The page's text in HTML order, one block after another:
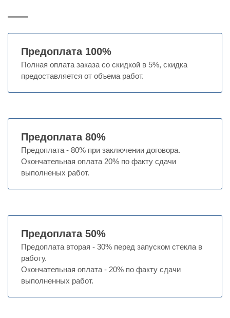
Предоплата 100%
Полная оплата заказа со скидкой в 5%, скидка
предоставляется от объема работ.
Предоплата 80%
Предоплата - 80% при заключении договора.
Окончательная оплата 20% по факту сдачи
выполненых работ.
Предоплата 50%
Предоплата вторая - 30% перед запуском стекла в
работу.
Окончательная оплата - 20% по факту сдачи
выполненных работ.